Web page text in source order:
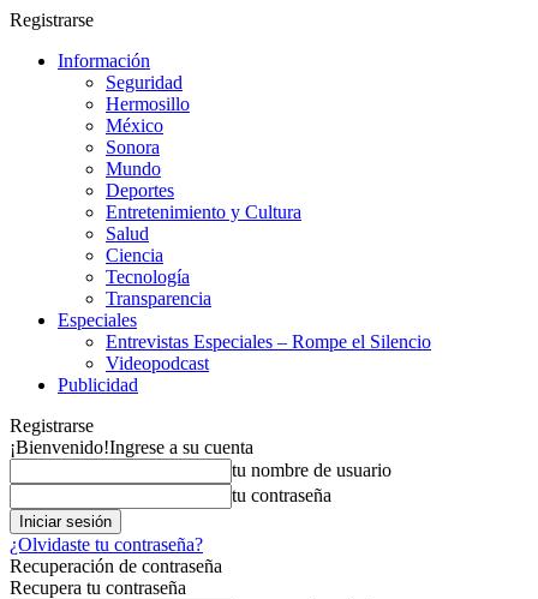
Registrarse
Información
Seguridad
Hermosillo
México
Sonora
Mundo
Deportes
Entretenimiento y Cultura
Salud
Ciencia
Tecnología
Transparencia
Especiales
Entrevistas Especiales – Rompe el Silencio
Videopodcast
Publicidad
Registrarse
¡Bienvenido!Ingrese a su cuenta
tu nombre de usuario
tu contraseña
¿Olvidaste tu contraseña?
Recuperación de contraseña
Recupera tu contraseña